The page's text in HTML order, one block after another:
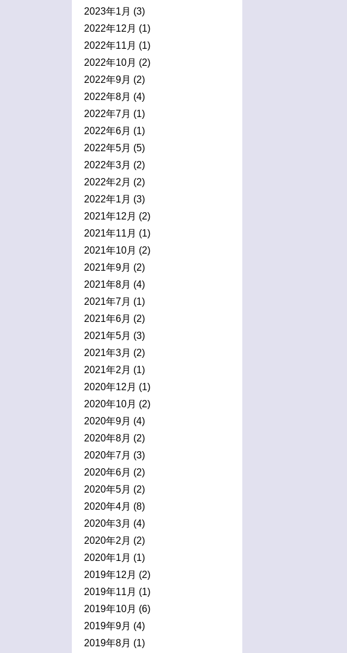
2023年1月 (3)
2022年12月 (1)
2022年11月 (1)
2022年10月 (2)
2022年9月 (2)
2022年8月 (4)
2022年7月 (1)
2022年6月 (1)
2022年5月 (5)
2022年3月 (2)
2022年2月 (2)
2022年1月 (3)
2021年12月 (2)
2021年11月 (1)
2021年10月 (2)
2021年9月 (2)
2021年8月 (4)
2021年7月 (1)
2021年6月 (2)
2021年5月 (3)
2021年3月 (2)
2021年2月 (1)
2020年12月 (1)
2020年10月 (2)
2020年9月 (4)
2020年8月 (2)
2020年7月 (3)
2020年6月 (2)
2020年5月 (2)
2020年4月 (8)
2020年3月 (4)
2020年2月 (2)
2020年1月 (1)
2019年12月 (2)
2019年11月 (1)
2019年10月 (6)
2019年9月 (4)
2019年8月 (1)